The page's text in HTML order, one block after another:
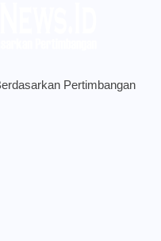
Pertimbangan